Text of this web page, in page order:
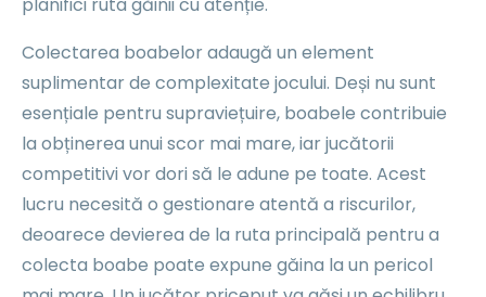
Colectarea boabelor adaugă un element
suplimentar de complexitate jocului. Deși nu sunt
esențiale pentru supraviețuire, boabele contribuie
la obținerea unui scor mai mare, iar jucătorii
competitivi vor dori să le adune pe toate. Acest
lucru necesită o gestionare atentă a riscurilor,
deoarece devierea de la ruta principală pentru a
colecta boabe poate expune găina la un pericol